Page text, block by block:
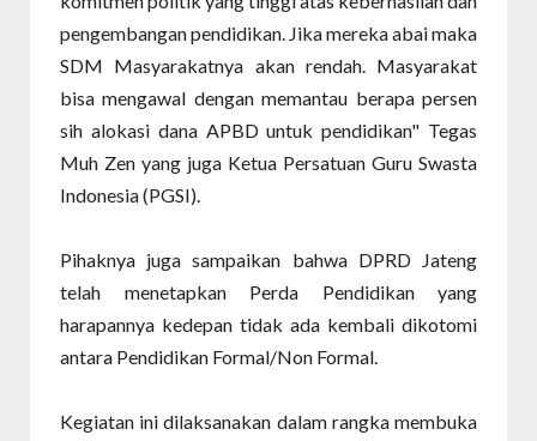
pengembangan pendidikan. Jika mereka abai maka
SDM Masyarakatnya akan rendah. Masyarakat
bisa mengawal dengan memantau berapa persen
sih alokasi dana APBD untuk pendidikan" Tegas
Muh Zen yang juga Ketua Persatuan Guru Swasta
Indonesia (PGSI).
Pihaknya juga sampaikan bahwa DPRD Jateng
telah menetapkan Perda Pendidikan yang
harapannya kedepan tidak ada kembali dikotomi
antara Pendidikan Formal/Non Formal.
Kegiatan ini dilaksanakan dalam rangka membuka